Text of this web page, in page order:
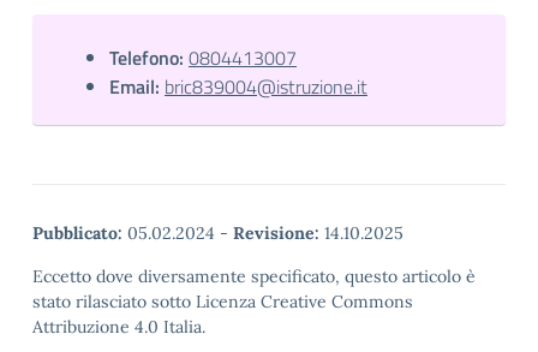
Telefono: 0804413007
Email: bric839004@istruzione.it
Pubblicato: 05.02.2024 - Revisione: 14.10.2025
Eccetto dove diversamente specificato, questo articolo è
stato rilasciato sotto Licenza Creative Commons
Attribuzione 4.0 Italia.